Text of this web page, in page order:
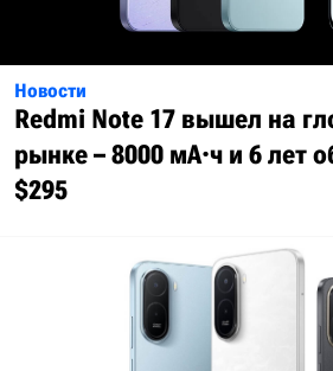
Новости
Redmi Note 17 вышел на
рынке – 8000 мА·ч и 6 лет
$295